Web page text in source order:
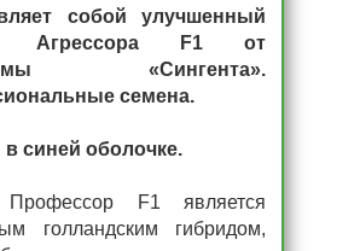
собой улучшенный
Агрессора F1 от
«Сингента».
семена.
в синей оболочке.
Профессор F1 является
голландским гибридом,